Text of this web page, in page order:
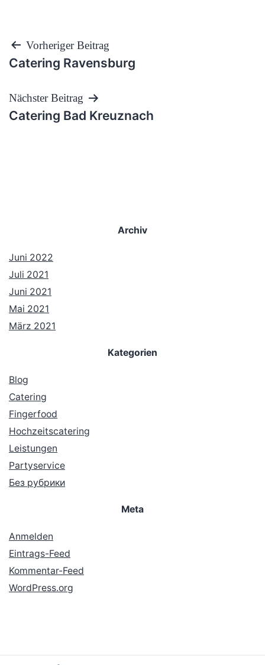
Beitragsnavigation
Vorheriger Beitrag
Catering Ravensburg
Nächster Beitrag
Catering Bad Kreuznach
Archiv
Juni 2022
Juli 2021
Juni 2021
Mai 2021
März 2021
Kategorien
Blog
Catering
Fingerfood
Hochzeitscatering
Leistungen
Partyservice
Без рубрики
Meta
Anmelden
Eintrags-Feed
Kommentar-Feed
WordPress.org